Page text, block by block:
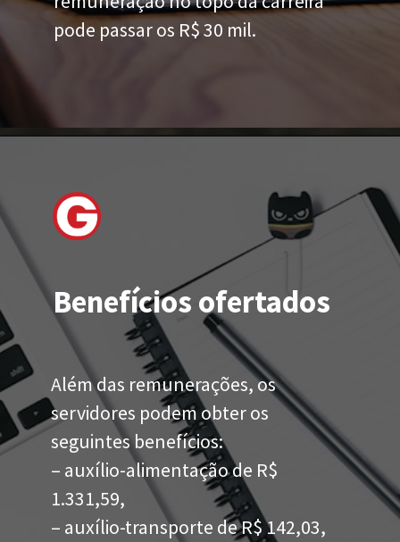
pode passar os R$ 30 mil.
Benefícios ofertados
Além das remunerações, os
servidores podem obter os
seguintes benefícios:
– auxílio-alimentação de R$
1.331,59,
– auxílio-transporte de R$ 142,03,